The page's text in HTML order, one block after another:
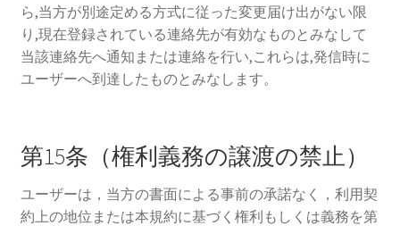
ら,当方が別途定める方式に従った変更届け出がない限
り,現在登録されている連絡先が有効なものとみなして
当該連絡先へ通知または連絡を行い,これらは,発信時に
ユーザーへ到達したものとみなします。
第15条（権利義務の譲渡の禁止）
ユーザーは，当方の書面による事前の承諾なく，利用契
約上の地位または本規約に基づく権利もしくは義務を第